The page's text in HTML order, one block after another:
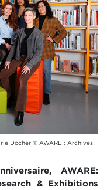
Docher © AWARE : Archives
AWARE:
& Exhibitions